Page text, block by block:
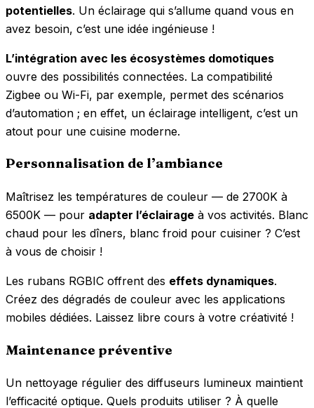
potentielles. Un éclairage qui s’allume quand vous en
avez besoin, c’est une idée ingénieuse !
L’intégration avec les écosystèmes domotiques
ouvre des possibilités connectées. La compatibilité
Zigbee ou Wi-Fi, par exemple, permet des scénarios
d’automation ; en effet, un éclairage intelligent, c’est un
atout pour une cuisine moderne.
Personnalisation de l’ambiance
Maîtrisez les températures de couleur — de 2700K à
6500K — pour adapter l’éclairage à vos activités. Blanc
chaud pour les dîners, blanc froid pour cuisiner ? C’est
à vous de choisir !
Les rubans RGBIC offrent des effets dynamiques.
Créez des dégradés de couleur avec les applications
mobiles dédiées. Laissez libre cours à votre créativité !
Maintenance préventive
Un nettoyage régulier des diffuseurs lumineux maintient
l’efficacité optique. Quels produits utiliser ? À quelle